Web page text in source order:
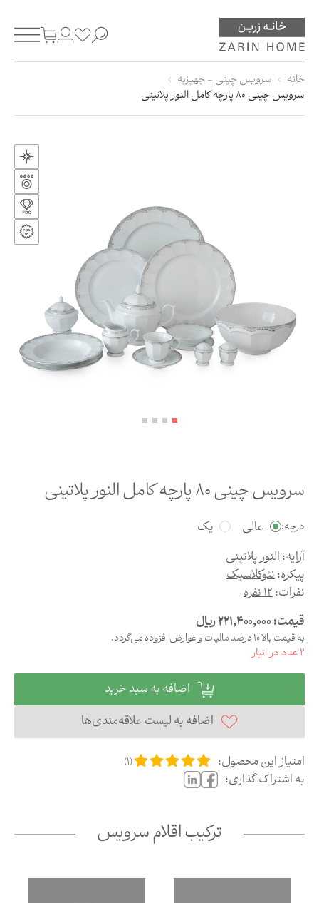
خانه
سرویس چینی - جهیزیه
سرویس چینی 80 پارچه کامل النور پلاتینی
سرویس چینی 80 پارچه کامل النور پلاتینی
درجه: عالی
یک
آرایه:النور پلاتینی
پیکره:نئوکلاسیک
نفرات:12 نفره
قیمت:221,400,000ریال
به قیمت بالا 10 درصد مالیات و عوارض افزوده می‌گردد.
2عدد در انبار
اضافه به سبد خرید
اضافه به لیست علاقه‌مندی‌ها
امتیاز این محصول:
(
1
)
به اشتراک گذاری:
ترکیب اقلام سرویس